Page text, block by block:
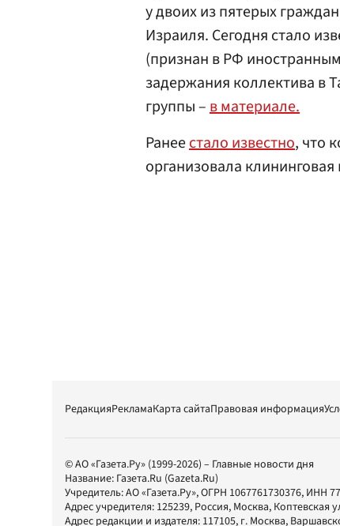
у двоих из пятерых
Израиля. Сегодня стало
(признан в РФ
задержания коллектива в
группы –в материале.
Ранеестало известно, что
организовала
РедакцияРекламаКарта сайтаПравовая информация
© АО «Газета.Ру» (1999-2026) – Главные новости дня
Название: Газета.Ru (Gazeta.Ru)
Учредитель:АО «Газета.Ру», ОГРН 1067761730376, ИНН
Адрес учредителя: 125239, Россия, Москва, Коптевская
Адрес редакции и издателя: 117105, г. Москва,